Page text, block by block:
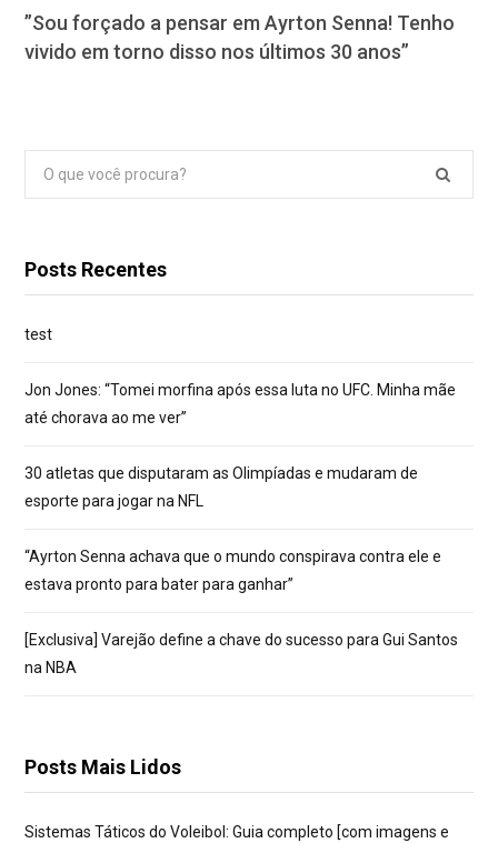
”Sou forçado a pensar em Ayrton Senna! Tenho
vivido em torno disso nos últimos 30 anos”
Pesquisar
por:
Posts Recentes
test
Jon Jones: “Tomei morfina após essa luta no UFC. Minha mãe
até chorava ao me ver”
30 atletas que disputaram as Olimpíadas e mudaram de
esporte para jogar na NFL
“Ayrton Senna achava que o mundo conspirava contra ele e
estava pronto para bater para ganhar”
[Exclusiva] Varejão define a chave do sucesso para Gui Santos
na NBA
Posts Mais Lidos
Sistemas Táticos do Voleibol: Guia completo [com imagens e